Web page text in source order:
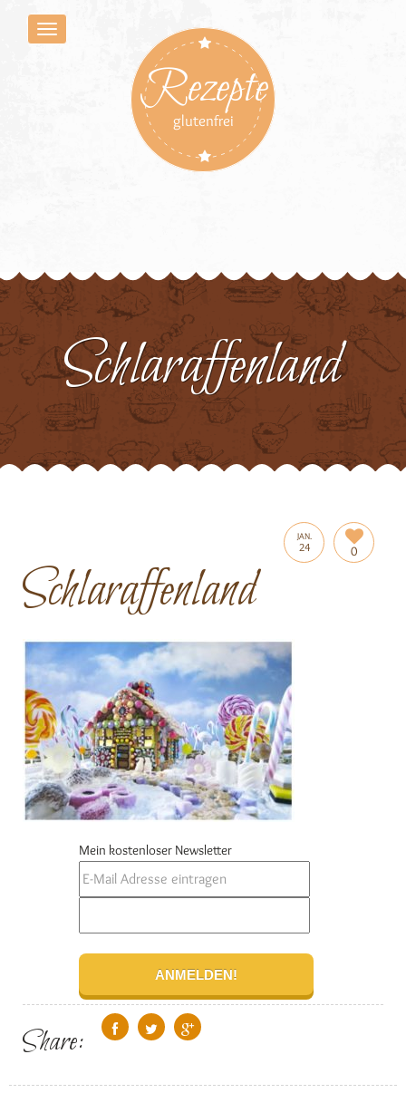
Rezepte
glutenfrei
Schlaraffenland
JAN.
24 0
Schlaraffenland
Mein kostenloser Newsletter
Share: